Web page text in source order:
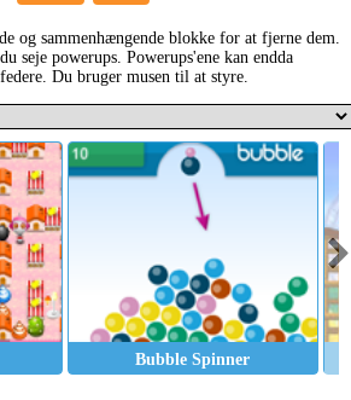
og sammenhængende blokke for at fjerne dem.
seje powerups. Powerups'ene kan endda
Du bruger musen til at styre.
Bubble Spinner